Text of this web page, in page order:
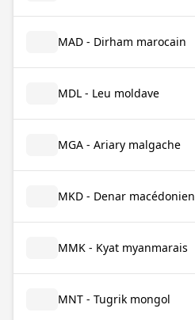
MAD - Dirham marocain
MDL - Leu moldave
MGA - Ariary malgache
MKD - Denar macédonien
MMK - Kyat myanmarais
MNT - Tugrik mongol